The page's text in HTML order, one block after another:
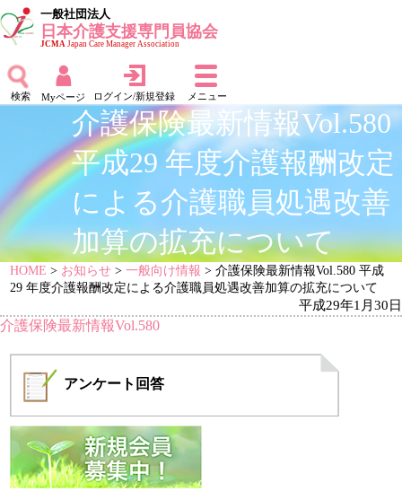
一般社団法人
日本介護支援専門員協会
JCMAJapan Care Manager Association
検索 Myページ ログイン/新規登録 メニュー
介護保険最新情報Vol.580
平成29 年度介護報酬改定
による介護職員処遇改善
加算の拡充について
HOME > お知らせ >一般向け情報 > 介護保険最新情報Vol.580 平成
29 年度介護報酬改定による介護職員処遇改善加算の拡充について
平成29年1月30日
介護保険最新情報Vol.580
アンケート 回答